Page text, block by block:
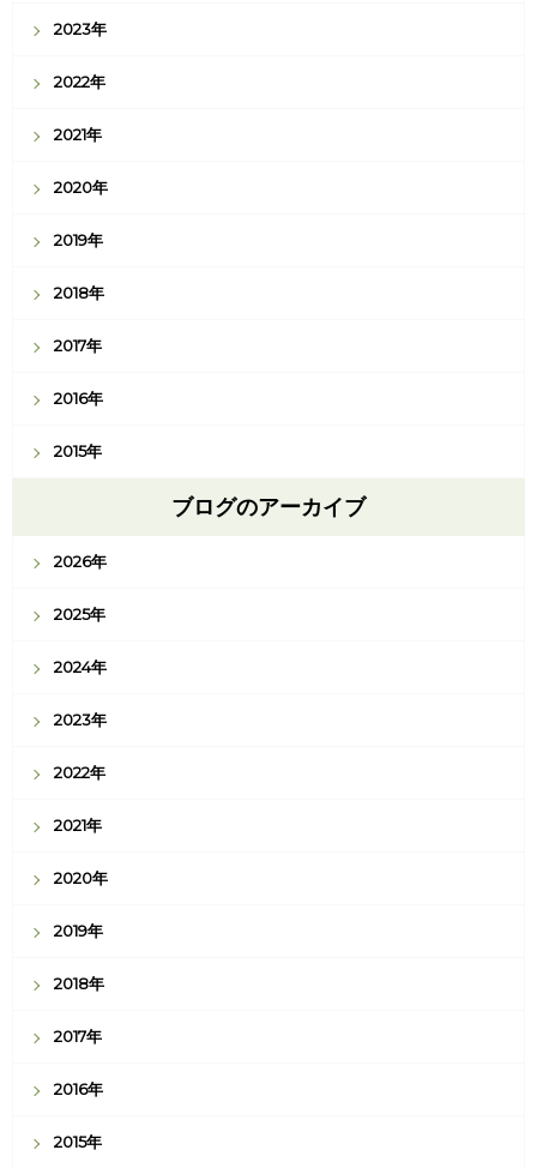
2023年
2022年
2021年
2020年
2019年
2018年
2017年
2016年
2015年
ブログのアーカイブ
2026年
2025年
2024年
2023年
2022年
2021年
2020年
2019年
2018年
2017年
2016年
2015年